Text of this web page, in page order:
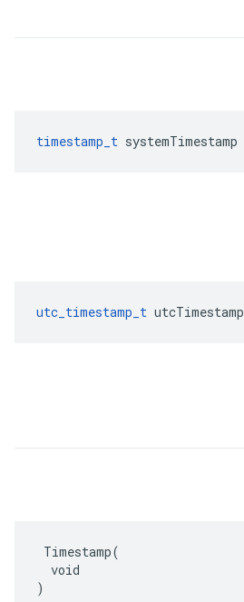
timestamp_t systemTimestamp
utc_timestamp_t utcTimestamp
Timestamp(
  void
)